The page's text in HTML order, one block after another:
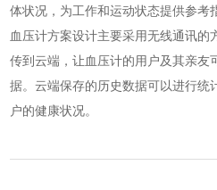
体状况，为工作和运动状态提供参考
血压计方案设计主要采用无线通讯的
传到云端，让血压计的用户及其亲友
据。云端保存的历史数据可以进行统
户的健康状况。